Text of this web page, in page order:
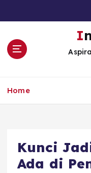
Home
Kunci
Ada di